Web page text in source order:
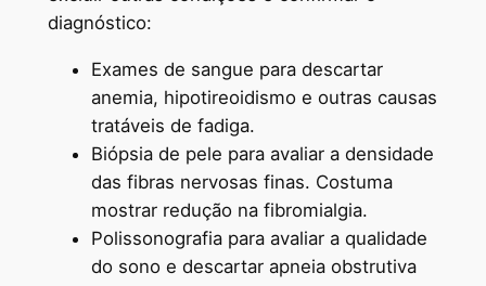
diagnóstico:
Exames de sangue para descartar
anemia, hipotireoidismo e outras causas
tratáveis de fadiga.
Biópsia de pele para avaliar a densidade
das fibras nervosas finas. Costuma
mostrar redução na fibromialgia.
Polissonografia para avaliar a qualidade
do sono e descartar apneia obstrutiva